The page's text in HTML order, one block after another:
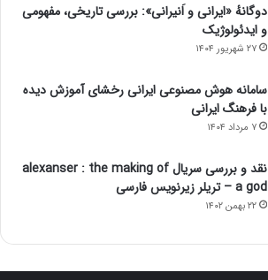
دوگانهٔ «ایرانی و اَنیرانی»: بررسی تاریخی، مفهومی
و ایدئولوژیک
۲۷ شهریور ۱۴۰۴
سامانه هوش مصنوعی ایرانی رخشای آموزش دیده
با فرهنگ ایرانی
۷ مرداد ۱۴۰۴
نقد و بررسی سریال alexanser : the making of
a god – تریلر زیرنویس فارسی
۲۲ بهمن ۱۴۰۲